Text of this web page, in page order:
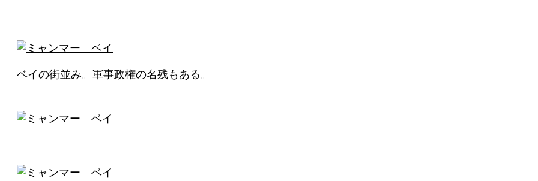
ベイの街並み。軍事政権の名残もある。